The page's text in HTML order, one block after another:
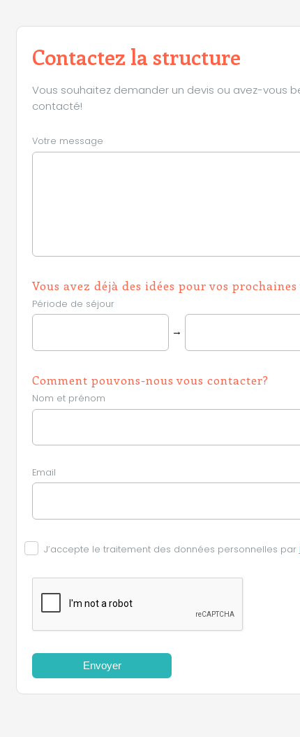
Contactez la structure
Vous souhaitez demander un devis ou avez-vous
contacté!
Votre message
Vous avez déjà des idées pour vos prochaines
Période de séjour
→
Comment pouvons-nous vous contacter?
Nom et prénom
Email
J’accepte le traitement des données personnelles par
Envoyer